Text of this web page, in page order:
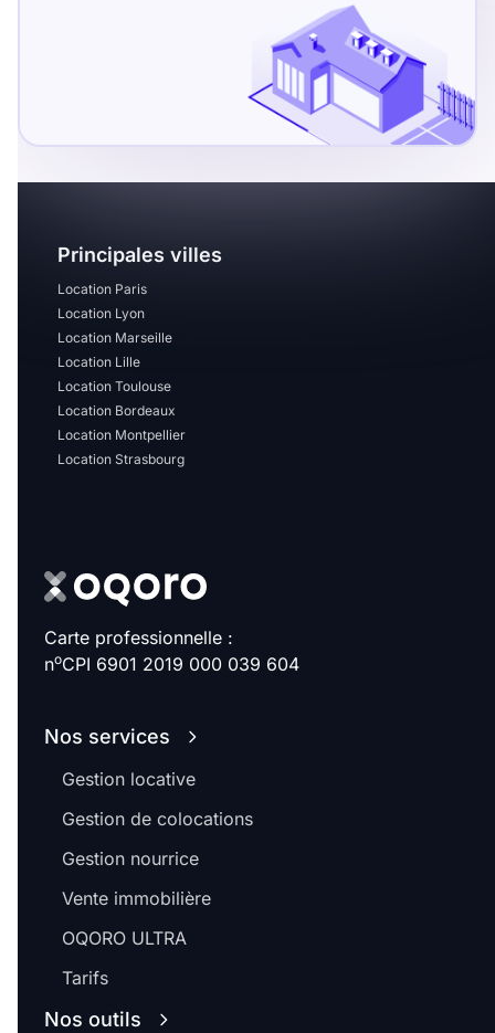
Nombre de chambres
disponibles
Espaces additionnels
communes
Ascenseur Gardien
Disponible à partir du
Promotions
Mettre en avant les
Principales villes
Location Paris
Location Lyon
Location Marseille
Location Lille
Location Toulouse
Location Bordeaux
Location Montpellier
Location Strasbourg
Carte professionnelle :
noCPI 6901 2019 000 039 604
Nos services
Gestion locative
Gestion de colocations
Gestion nourrice
Vente immobilière
OQORO ULTRA
Tarifs
Nos outils